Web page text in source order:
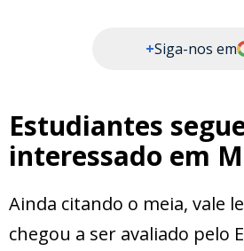
+Siga-nos em
Estudiantes
interessado em
Ainda citando o meia, vale
chegou a ser avaliado pelo